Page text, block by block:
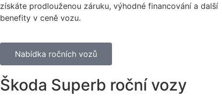
získáte prodlouženou záruku, výhodné financování a další
benefity v ceně vozu.
Nabídka ročních vozů
Škoda Superb roční vozy